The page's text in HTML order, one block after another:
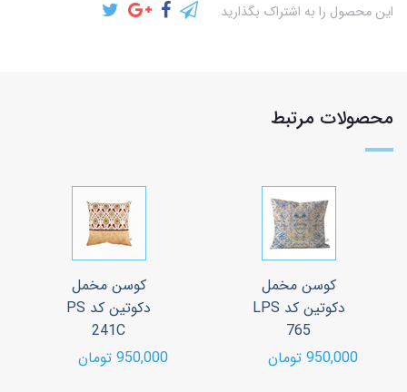
این محصول را به اشتراک بگذارید
محصولات مرتبط
کوسن مخمل
دکوتین کد LPS
765
950,000 تومان
کوسن مخمل
دکوتین کد PS
241C
950,000 تومان